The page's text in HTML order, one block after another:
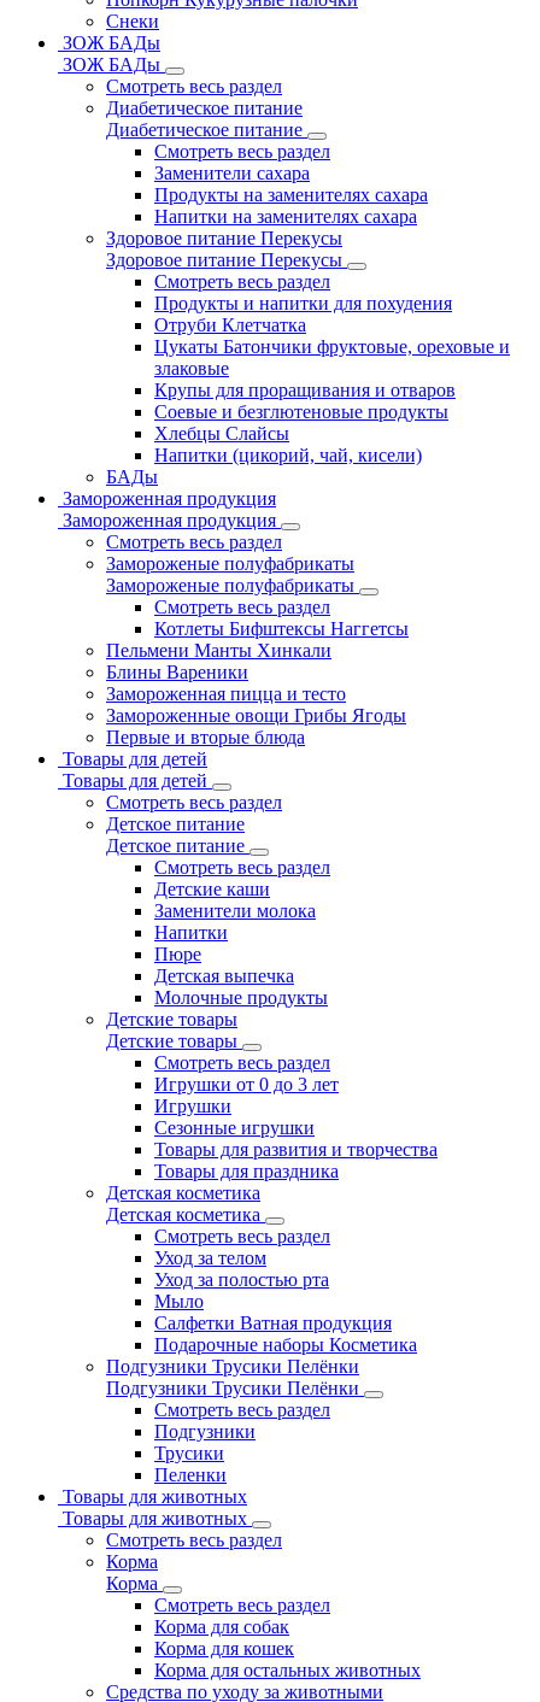
Снеки
ЗОЖ БАДы
ЗОЖ БАДы
Смотреть весь раздел
Диабетическое питание
Диабетическое питание
Смотреть весь раздел
Заменители сахара
Продукты на заменителях сахара
Напитки на заменителях сахара
Здоровое питание Перекусы
Здоровое питание Перекусы
Смотреть весь раздел
Продукты и напитки для похудения
Отруби Клетчатка
Цукаты Батончики фруктовые, ореховые и
злаковые
Крупы для проращивания и отваров
Соевые и безглютеновые продукты
Хлебцы Слайсы
Напитки (цикорий, чай, кисели)
БАДы
Замороженная продукция
Замороженная продукция
Смотреть весь раздел
Замороженые полуфабрикаты
Замороженые полуфабрикаты
Смотреть весь раздел
Котлеты Бифштексы Наггетсы
Пельмени Манты Хинкали
Блины Вареники
Замороженная пицца и тесто
Замороженные овощи Грибы Ягоды
Первые и вторые блюда
Товары для детей
Товары для детей
Смотреть весь раздел
Детское питание
Детское питание
Смотреть весь раздел
Детские каши
Заменители молока
Напитки
Пюре
Детская выпечка
Молочные продукты
Детские товары
Детские товары
Смотреть весь раздел
Игрушки от 0 до 3 лет
Игрушки
Сезонные игрушки
Товары для развития и творчества
Товары для праздника
Детская косметика
Детская косметика
Смотреть весь раздел
Уход за телом
Уход за полостью рта
Мыло
Салфетки Ватная продукция
Подарочные наборы Косметика
Подгузники Трусики Пелёнки
Подгузники Трусики Пелёнки
Смотреть весь раздел
Подгузники
Трусики
Пеленки
Товары для животных
Товары для животных
Смотреть весь раздел
Корма
Корма
Смотреть весь раздел
Корма для собак
Корма для кошек
Корма для остальных животных
Средства по уходу за животными